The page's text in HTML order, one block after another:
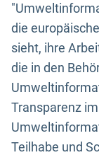
die
sieht, ihre
die in den
Transparenz
Teilhabe und